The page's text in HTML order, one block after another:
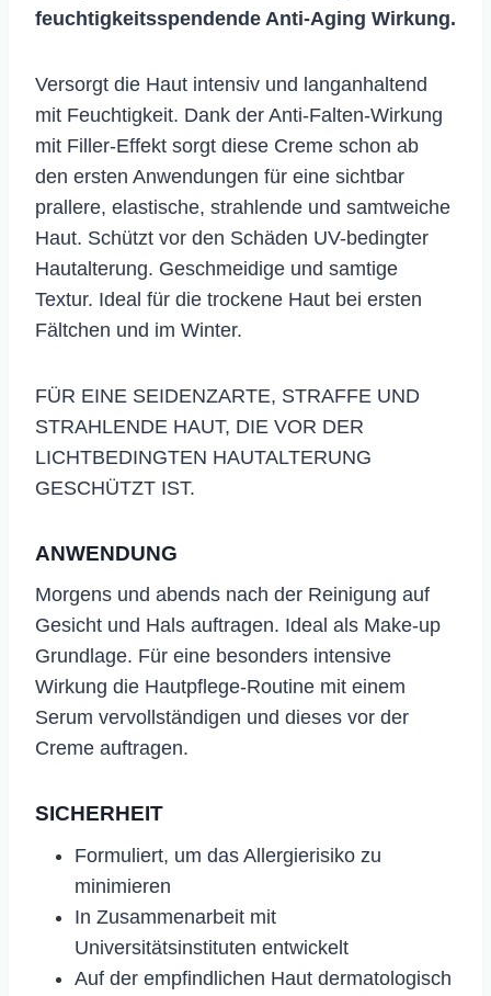
feuchtigkeitsspendende Anti-Aging Wirkung.
Versorgt die Haut intensiv und langanhaltend
mit Feuchtigkeit. Dank der Anti-Falten-Wirkung
mit Filler-Effekt sorgt diese Creme schon ab
den ersten Anwendungen für eine sichtbar
prallere, elastische, strahlende und samtweiche
Haut. Schützt vor den Schäden UV-bedingter
Hautalterung. Geschmeidige und samtige
Textur. Ideal für die trockene Haut bei ersten
Fältchen und im Winter.
FÜR EINE SEIDENZARTE, STRAFFE UND
STRAHLENDE HAUT, DIE VOR DER
LICHTBEDINGTEN HAUTALTERUNG
GESCHÜTZT IST.
ANWENDUNG
​Morgens und abends nach der Reinigung auf
Gesicht und Hals auftragen. Ideal als Make-up
Grundlage. Für eine besonders intensive
Wirkung die Hautpflege-Routine mit einem
Serum vervollständigen und dieses vor der
Creme auftragen.
SICHERHEIT
Formuliert, um das Allergierisiko zu
minimieren
In Zusammenarbeit mit
Universitätsinstituten entwickelt
Auf der empfindlichen Haut dermatologisch